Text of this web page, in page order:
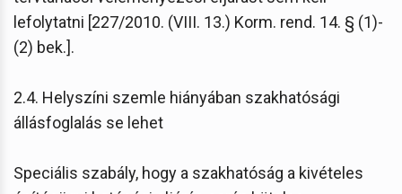
lefolytatni [227/2010. (VIII. 13.) Korm. rend. 14. § (1)-
(2) bek.].
2.4. Helyszíni szemle hiányában szakhatósági
állásfoglalás se lehet
Speciális szabály, hogy a szakhatóság a kivételes